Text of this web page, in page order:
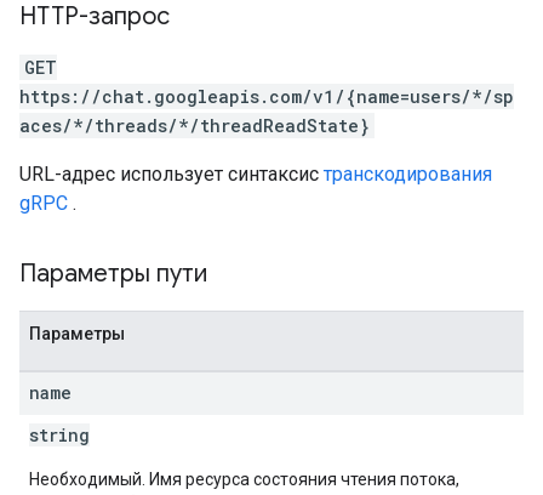
HTTP-запрос
GET
https://chat.googleapis.com/v1/{name=users/*/sp
aces/*/threads/*/threadReadState}
URL-адрес использует синтаксис транскодирования
gRPC .
Параметры пути
Параметры
name
string
Необходимый. Имя ресурса состояния чтения потока,